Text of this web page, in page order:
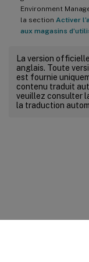
Environment
la section Activer
aux magasins
La version
anglais. Toute
est fournie
contenu traduit
veuillez consulter
la traduction